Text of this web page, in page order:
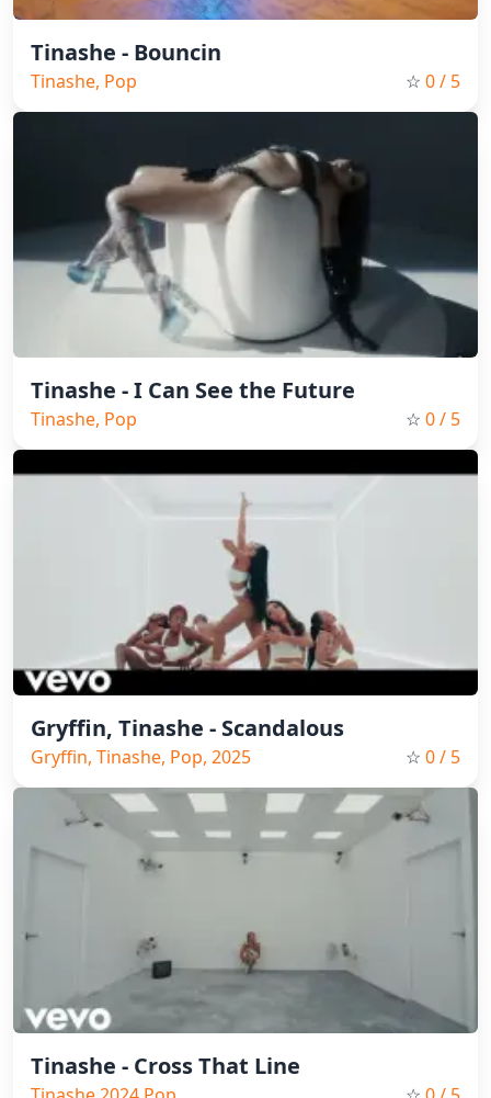
Tinashe - Bouncin
Tinashe, Pop ☆ 0/ 5
Tinashe - I Can See the Future
Tinashe, Pop ☆ 0/ 5
Gryffin, Tinashe - Scandalous
Gryffin, Tinashe, Pop, 2025 ☆ 0/ 5
Tinashe - Cross That Line